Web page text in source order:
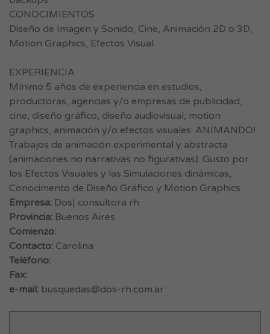
CONOCIMIENTOS
Diseño de Imagen y Sonido, Cine, Animación 2D o 3D,
Motion Graphics, Efectos Visual.
EXPERIENCIA
Mínimo 5 años de experiencia en estudios,
productoras, agencias y/o empresas de publicidad,
cine, diseño gráfico, diseño audiovisual, motion
graphics, animación y/o efectos visuales: ANIMANDO!
Trabajos de animación experimental y abstracta
(animaciones no narrativas no figurativas). Gusto por
los Efectos Visuales y las Simulaciones dinámicas,
Conocimento de Diseño Gráfico y Motion Graphics.
Empresa: Dos| consultora rh
Provincia: Buenos Aires
Comienzo:
Contacto: Carolina
Teléfono:
Fax:
e-mail: busquedas@dos-rh.com.ar